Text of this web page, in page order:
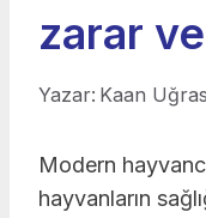
zarar
Yazar: Kaan
Modern
hayvanların